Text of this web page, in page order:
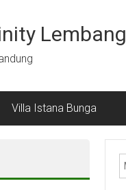
Lembang
Villa Istana Bunga